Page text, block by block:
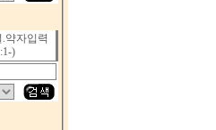
약자입력
)